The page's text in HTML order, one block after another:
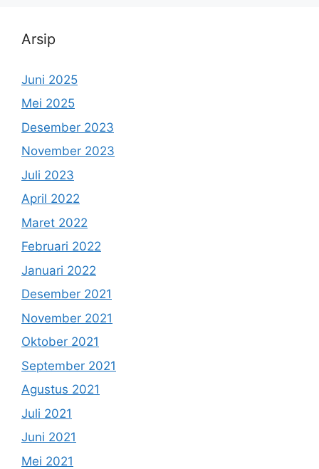
Arsip
Juni 2025
Mei 2025
Desember 2023
November 2023
Juli 2023
April 2022
Maret 2022
Februari 2022
Januari 2022
Desember 2021
November 2021
Oktober 2021
September 2021
Agustus 2021
Juli 2021
Juni 2021
Mei 2021